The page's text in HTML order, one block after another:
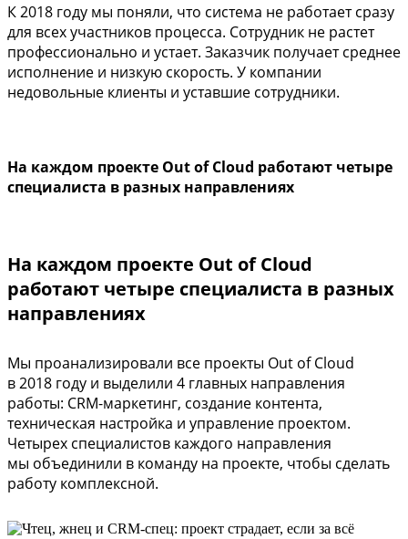
К 2018 году мы поняли, что система не работает сразу
для всех участников процесса. Сотрудник не растет
профессионально и устает. Заказчик получает среднее
исполнение и низкую скорость. У компании
недовольные клиенты и уставшие сотрудники.
На каждом проекте Out of Cloud работают четыре
специалиста в разных направлениях
На каждом проекте Out of Cloud
работают четыре специалиста в разных
направлениях
Мы проанализировали все проекты Out of Cloud
в 2018 году и выделили 4 главных направления
работы: CRM-маркетинг, создание контента,
техническая настройка и управление проектом.
Четырех специалистов каждого направления
мы объединили в команду на проекте, чтобы сделать
работу комплексной.